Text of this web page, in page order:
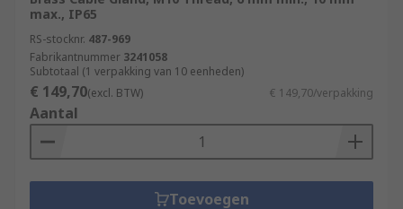
max., IP65
RS-stocknr. 487-969
Fabrikantnummer 3241058
Subtotaal (1 verpakking van 10 eenheden)
€ 149,70(excl. BTW) € 149,70/verpakking
Aantal
Toevoegen